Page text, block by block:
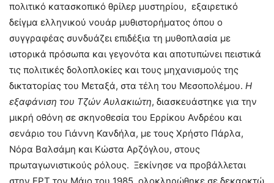
πολιτικό κατασκοπικό θρίλερ μυστηρίου, εξαιρετικό
δείγμα ελληνικού νουάρ μυθιστορήματος όπου ο
συγγραφέας συνδυάζει επιδέξια τη μυθοπλασία με
ιστορικά πρόσωπα και γεγονότα και αποτυπώνει πειστικά
τις πολιτικές δολοπλοκίες και τους μηχανισμούς της
δικτατορίας του Μεταξά, στα τέλη του Μεσοπολέμου. H
εξαφάνιση του Τζών Αυλακιώτη, διασκευάστηκε για την
μικρή οθόνη σε σκηνοθεσία του Ερρίκου Ανδρέου και
σενάριο του Γιάννη Κανδήλα, με τους Χρήστο Πάρλα,
Νόρα Βαλσάμη και Κώστα Αρζόγλου, στους
πρωταγωνιστικούς ρόλους. Ξεκίνησε να προβάλλεται